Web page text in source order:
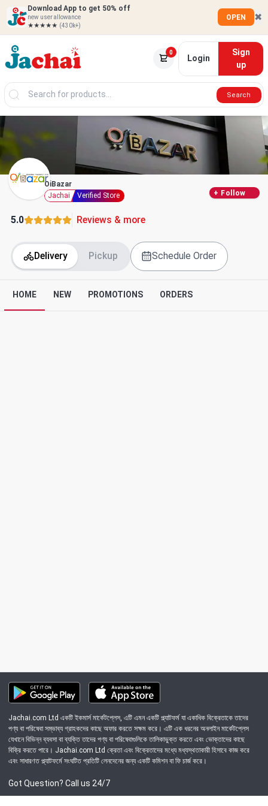
Download App to get 50% off
new user allowance
★★★★★ (430k+)
OPEN ✖
0
Login
Sign
up
Search
OiBazar
Jachai
Verified Store + Follow
5.0 Reviews & more
Delivery Pickup Schedule Order
HOME NEW PROMOTIONS ORDERS
Jachai.com Ltd একটি ইকমার্স মার্কেটপ্লেস, এটি এমন একটি প্ল্যাটফর্ম যা একাধিক বিক্রেতাকে তাদের
পণ্য বা পরিষেবা সম্ভাব্য গ্রাহকদের কাছে অফার করতে সক্ষম করে। এটি এক ধরনের অনলাইন মার্কেটপ্লেস
যেখানে বিভিন্ন ব্যবসা বা ব্যক্তি তাদের পণ্য বা পরিষেবাগুলিকে তালিকাভুক্ত করতে এবং ভোক্তাদের কাছে
বিক্রি করতে পারে। Jachai.com Ltd ক্রেতা এবং বিক্রেতাদের মধ্যে মধ্যস্থতাকারী হিসাবে কাজ করে
এবং সাধারণত প্ল্যাটফর্মে সংঘটিত প্রতিটি লেনদেনের জন্য একটি কমিশন বা ফি চার্জ করে।
Got Question? Call us 24/7